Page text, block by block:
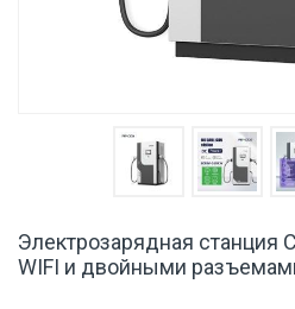
Электрозарядная станция
WIFI и двойными